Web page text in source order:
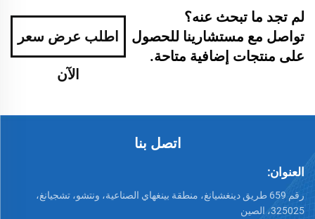
لم تجد ما تبحث عنه؟
تواصل مع مستشارينا للحصول
على منتجات إضافية متاحة.
اطلب عرض سعر
الآن
اتصل بنا
العنوان:
رقم 659 طريق دينغشيانغ، منطقة بينغهاي الصناعية، ونتشو، تشجيانغ،
325025، الصين